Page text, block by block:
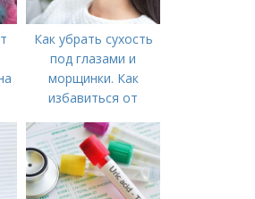
Как убрать сухость
под глазами и
морщинки. Как
избавиться от
косметологические
процедуры